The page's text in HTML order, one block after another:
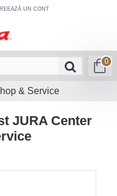
UN CONT
0
& Service
JURA Center